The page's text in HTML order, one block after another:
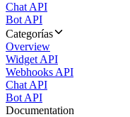
Chat API
Bot API
Categorías
Overview
Widget API
Webhooks API
Chat API
Bot API
Documentation